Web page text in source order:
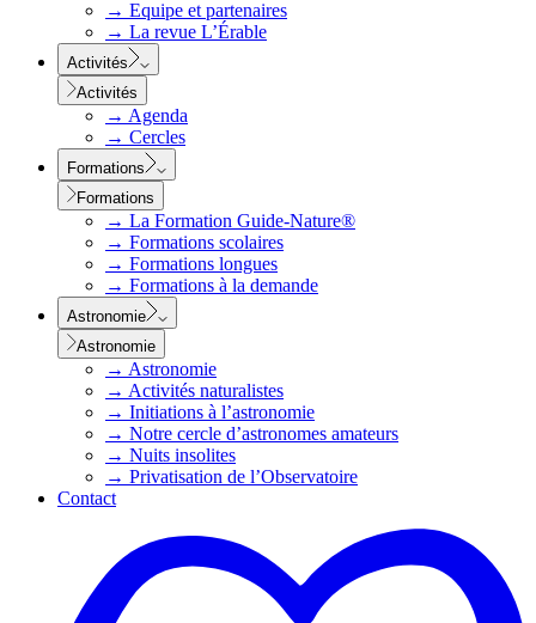
→ Equipe et partenaires
→ La revue L’Érable
Activités
Activités
→ Agenda
→ Cercles
Formations
Formations
→ La Formation Guide-Nature®
→ Formations scolaires
→ Formations longues
→ Formations à la demande
Astronomie
Astronomie
→ Astronomie
→ Activités naturalistes
→ Initiations à l’astronomie
→ Notre cercle d’astronomes amateurs
→ Nuits insolites
→ Privatisation de l’Observatoire
Contact